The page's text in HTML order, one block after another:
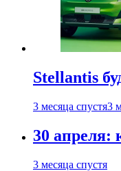
Stellantis
3 месяца спустя3
30 апреля:
3 месяца спустя